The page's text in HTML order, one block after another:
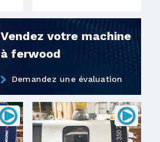
Vendez votre machine
à ferwood
Demandez une évaluation